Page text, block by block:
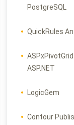
PostgreSQL
QuickRules
ASP.NET
LogicGem
Contour